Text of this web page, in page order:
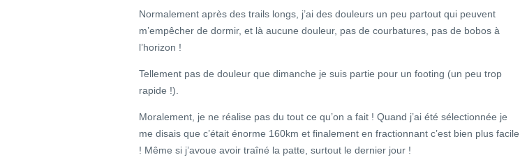
Normalement après des trails longs, j’ai des douleurs un peu partout qui peuvent
m’empêcher de dormir, et là aucune douleur, pas de courbatures, pas de bobos à
l’horizon !
Tellement pas de douleur que dimanche je suis partie pour un footing (un peu trop
rapide !).
Moralement, je ne réalise pas du tout ce qu’on a fait ! Quand j’ai été sélectionnée je
me disais que c’était énorme 160km et finalement en fractionnant c’est bien plus facile
! Même si j’avoue avoir traîné la patte, surtout le dernier jour !